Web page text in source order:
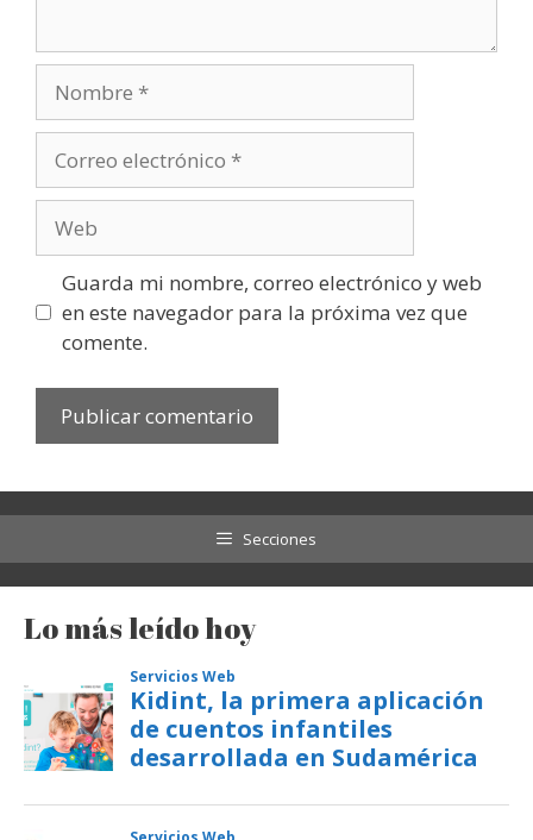
electrónico
Guarda mi nombre, correo electrónico y web
en este navegador para la próxima vez que
comente.
Secciones
Lo más leído hoy